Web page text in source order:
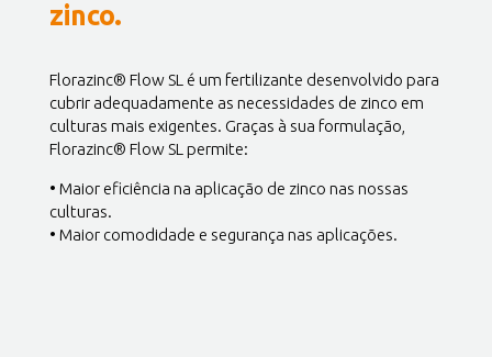
zinco.
Florazinc® Flow SL é um fertilizante desenvolvido para
cubrir adequadamente as necessidades de zinco em
culturas mais exigentes. Graças à sua formulação,
Florazinc® Flow SL permite:
• Maior eficiência na aplicação de zinco nas nossas
culturas.
• Maior comodidade e segurança nas aplicações.